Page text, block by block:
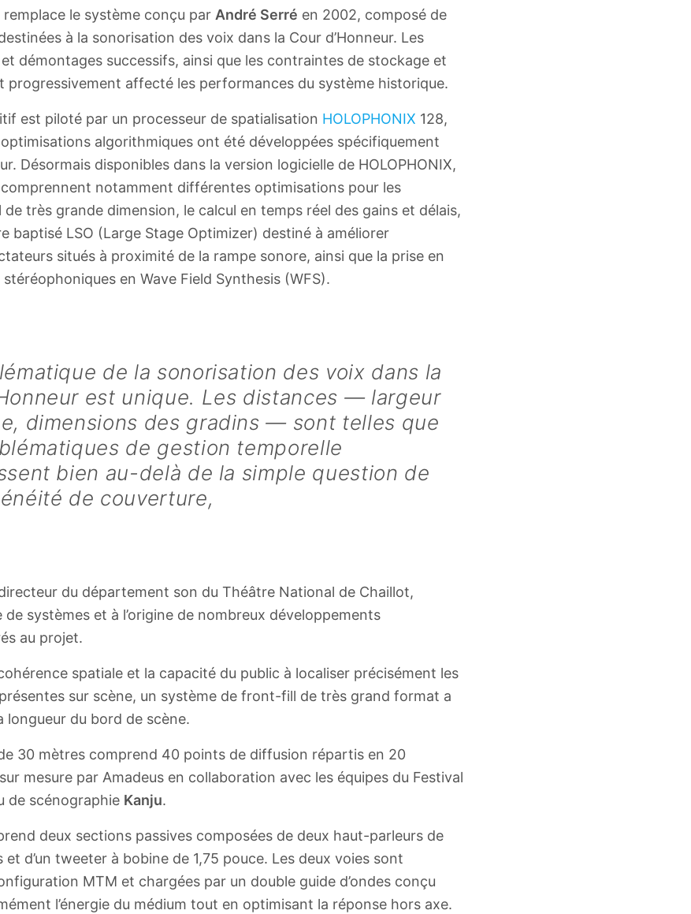
le système conçu par André Serré en 2002, composé de
à la sonorisation des voix dans la Cour d’Honneur. Les
démontages successifs, ainsi que les contraintes de stockage et
progressivement affecté les performances du système historique.
est piloté par un processeur de spatialisation HOLOPHONIX 128,
algorithmiques ont été développées spécifiquement
Désormais disponibles dans la version logicielle de HOLOPHONIX,
notamment différentes optimisations pour les
très grande dimension, le calcul en temps réel des gains et délais,
baptisé LSO (Large Stage Optimizer) destiné à améliorer
situés à proximité de la rampe sonore, ainsi que la prise en
en Wave Field Synthesis (WFS).
de la sonorisation des voix dans la
est unique. Les distances — largeur
dimensions des gradins — sont telles que
de gestion temporelle
bien au-delà de la simple question de
de couverture,
du département son du Théâtre National de Chaillot,
systèmes et à l’origine de nombreux développements
au projet.
spatiale et la capacité du public à localiser précisément les
sur scène, un système de front-fill de très grand format a
longueur du bord de scène.
30 mètres comprend 40 points de diffusion répartis en 20
mesure par Amadeus en collaboration avec les équipes du Festival
de scénographie Kanju.
deux sections passives composées de deux haut-parleurs de
d’un tweeter à bobine de 1,75 pouce. Les deux voies sont
MTM et chargées par un double guide d’ondes conçu
l’énergie du médium tout en optimisant la réponse hors axe.